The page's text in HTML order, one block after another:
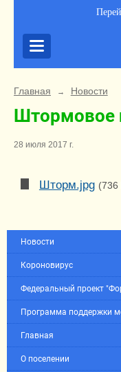
Главная → Новости
Штормовое
28 июля 2017 г.
Шторм.jpg (736
Новости
Короновирус
Федеральный проект
Программа поддержки
Главная
О поселении